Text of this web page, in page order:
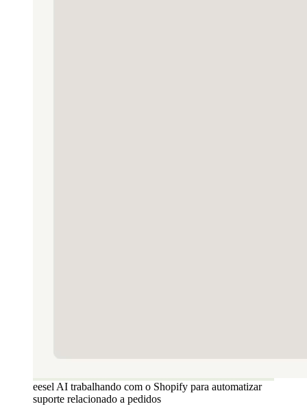
eesel AI trabalhando com o Shopify para automatizar
suporte relacionado a pedidos